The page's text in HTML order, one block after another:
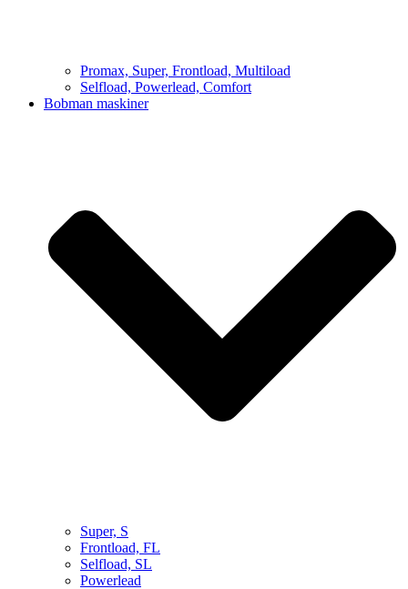
Promax, Super, Frontload, Multiload
Selfload, Powerlead, Comfort
Bobman maskiner
Super, S
Frontload, FL
Selfload, SL
Powerlead